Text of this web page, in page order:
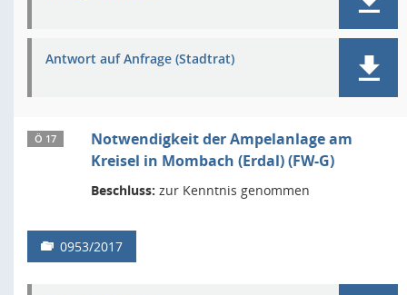
Antwort auf Anfrage (Stadtrat)
Ö 17
Notwendigkeit der Ampelanlage am
Kreisel in Mombach (Erdal) (FW-G)
Beschluss: zur Kenntnis genommen
0953/2017